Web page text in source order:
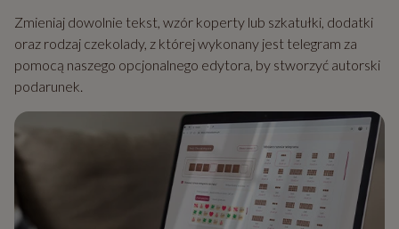
Zmieniaj dowolnie tekst, wzór koperty lub szkatułki, dodatki
oraz rodzaj czekolady, z której wykonany jest telegram za
pomocą naszego opcjonalnego edytora, by stworzyć autorski
podarunek.